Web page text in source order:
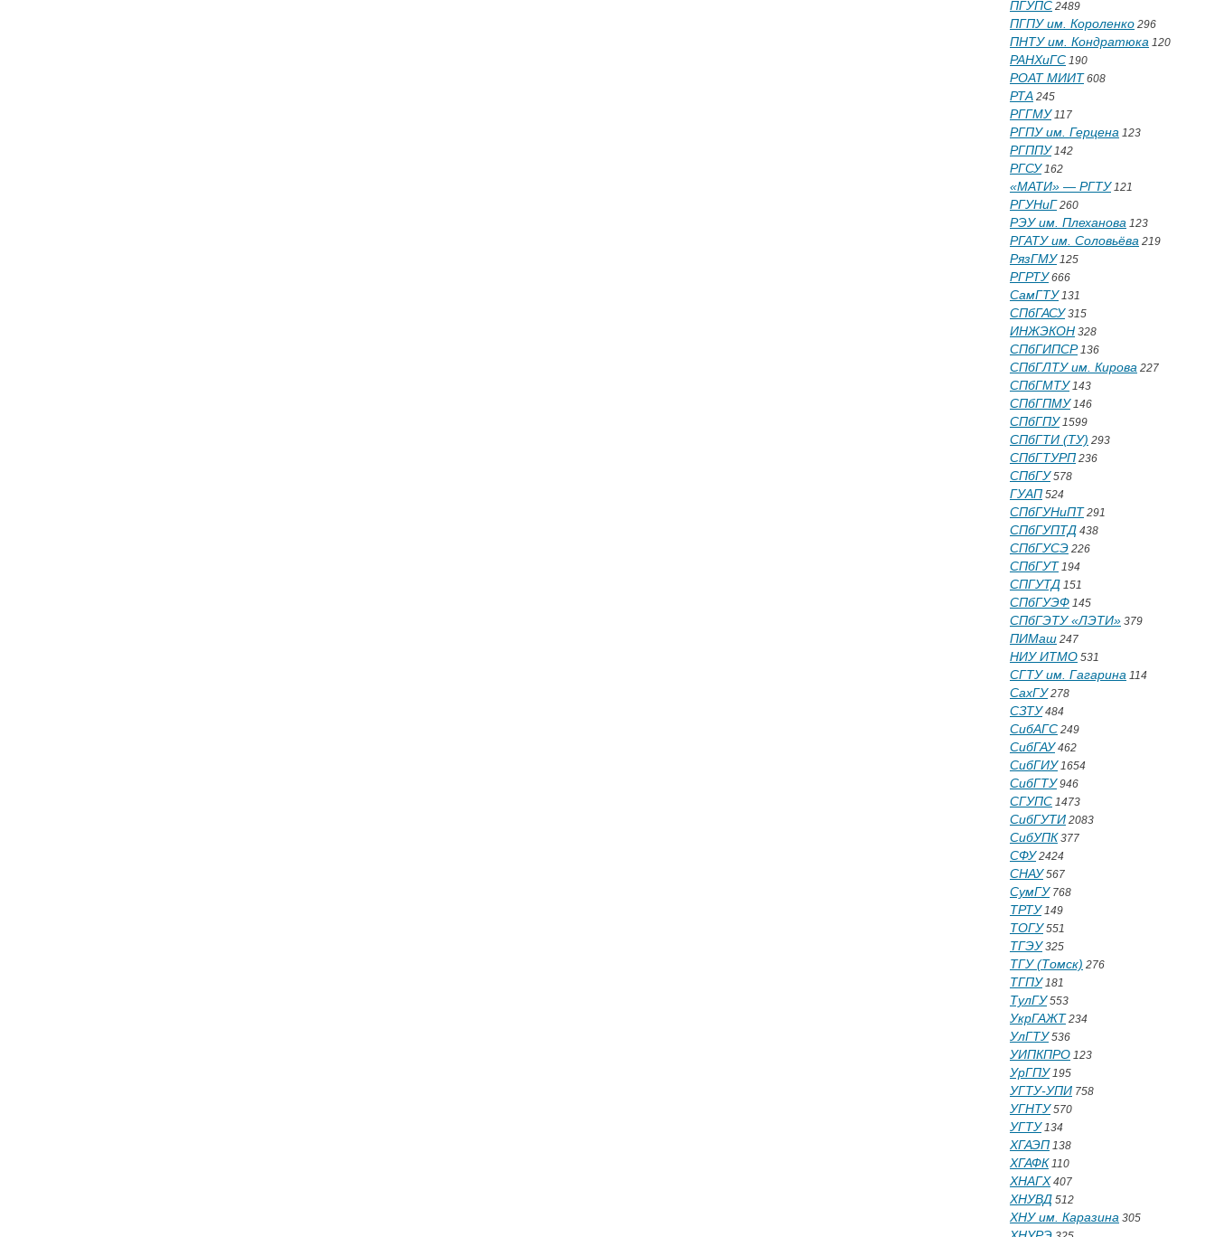
ПГУПС 2489
ПГПУ им. Короленко 296
ПНТУ им. Кондратюка 120
РАНХиГС 190
РОАТ МИИТ 608
РТА 245
РГГМУ117
РГПУ им. Герцена 123
РГППУ142
РГСУ162
«МАТИ» — РГТУ121
РГУНиГ 260
РЭУ им. Плеханова 123
РГАТУ им. Соловьёва 219
РязГМУ125
РГРТУ666
СамГТУ131
СПбГАСУ315
ИНЖЭКОН 328
СПбГИПСР136
СПбГЛТУ им. Кирова 227
СПбГМТУ143
СПбГПМУ146
СПбГПУ1599
СПбГТИ (ТУ) 293
СПбГТУРП 236
СПбГУ578
ГУАП 524
СПбГУНиПТ 291
СПбГУПТД 438
СПбГУСЭ 226
СПбГУТ 194
СПГУТД 151
СПбГУЭФ 145
СПбГЭТУ «ЛЭТИ» 379
ПИМаш 247
НИУ ИТМО 531
СГТУ им. Гагарина 114
СахГУ278
СЗТУ484
СибАГС 249
СибГАУ462
СибГИУ1654
СибГТУ946
СГУПС 1473
СибГУТИ 2083
СибУПК 377
СФУ2424
СНАУ567
СумГУ768
ТРТУ149
ТОГУ551
ТГЭУ325
ТГУ (Томск) 276
ТГПУ181
ТулГУ553
УкрГАЖТ 234
УлГТУ536
УИПКПРО 123
УрГПУ195
УГТУ-УПИ 758
УГНТУ570
УГТУ134
ХГАЭП 138
ХГАФК 110
ХНАГХ 407
ХНУВД 512
ХНУ им. Каразина 305